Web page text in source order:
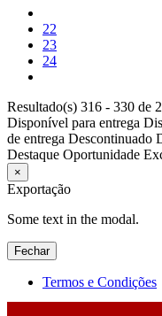
22
23
24
Resultado(s) 316 - 330 de
Disponível para entrega
de entrega Descontinuado
Destaque Oportunidade
×
Exportação
Some text in the modal.
Fechar
Termos e Condições